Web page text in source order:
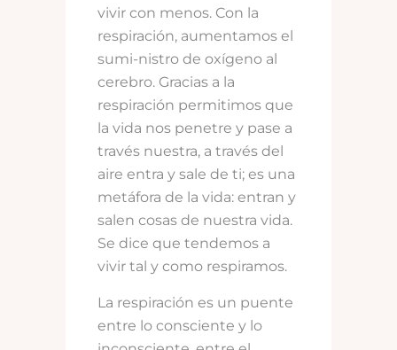
vivir con menos. Con la
respiración, aumentamos el
sumi-nistro de oxígeno al
cerebro. Gracias a la
respiración permitimos que
la vida nos penetre y pase a
través nuestra, a través del
aire entra y sale de ti; es una
metáfora de la vida: entran y
salen cosas de nuestra vida.
Se dice que tendemos a
vivir tal y como respiramos.
La respiración es un puente
entre lo consciente y lo